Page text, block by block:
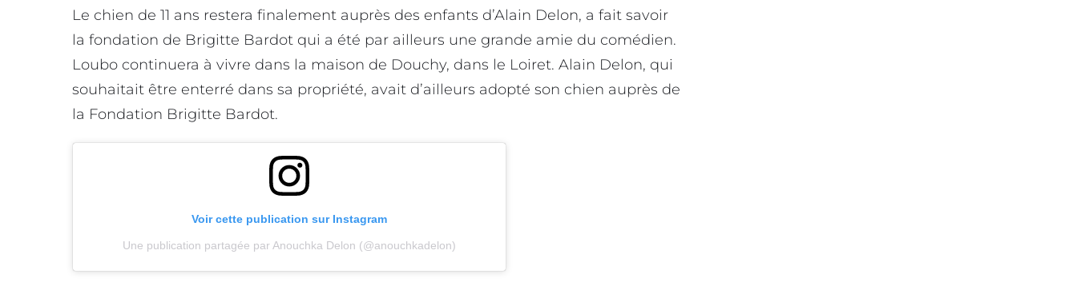
Le chien de 11 ans restera finalement auprès des enfants d’Alain Delon, a fait savoir
la fondation de Brigitte Bardot qui a été par ailleurs une grande amie du comédien.
Loubo continuera à vivre dans la maison de Douchy, dans le Loiret. Alain Delon, qui
souhaitait être enterré dans sa propriété, avait d’ailleurs adopté son chien auprès de
la Fondation Brigitte Bardot.
Voir cette publication sur Instagram
Une publication partagée par Anouchka Delon (@anouchkadelon)